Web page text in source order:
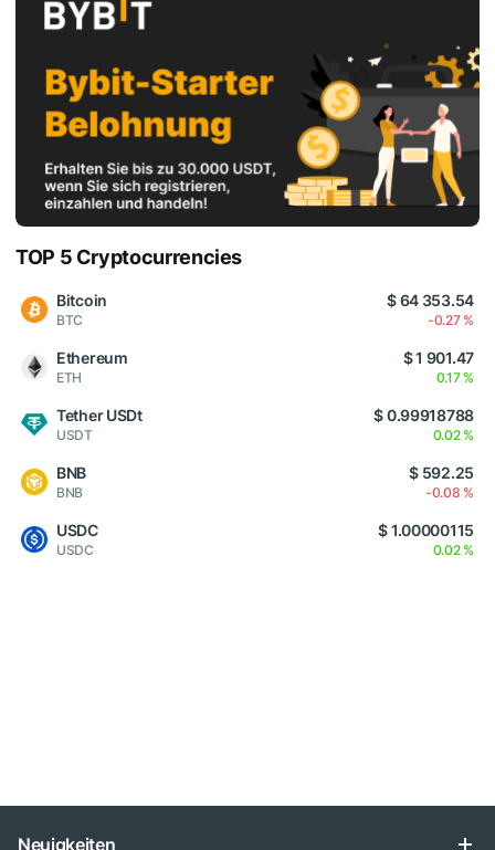
TOP 5 Cryptocurrencies
Bitcoin
BTC
$ 64 353.54
-0.27 %
Ethereum
ETH
$ 1 901.47
0.17 %
Tether USDt
USDT
$ 0.99918788
0.02 %
BNB
BNB
$ 592.25
-0.08 %
USDC
USDC
$ 1.00000115
0.02 %
Neuigkeiten